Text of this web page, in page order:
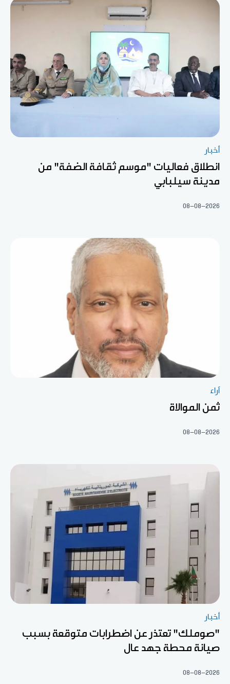
أخبار
انطلاق فعاليات "موسم ثقافة الضفة" من
مدينة سيلبابي
08-08-2026
آراء
ثمن الموالاة
08-08-2026
أخبار
"صوملك" تعتذر عن اضطرابات متوقعة بسبب
صيانة محطة جهد عال
08-08-2026